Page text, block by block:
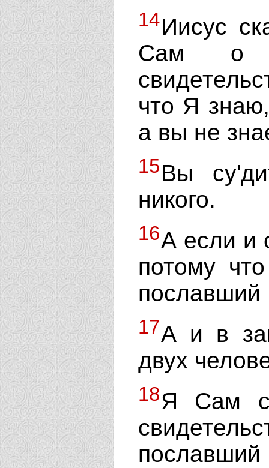
14Иисус
Сам о
что Я
а вы не
15Вы
никого.
16А если и
потому
17А и в
двух
18Я Сам